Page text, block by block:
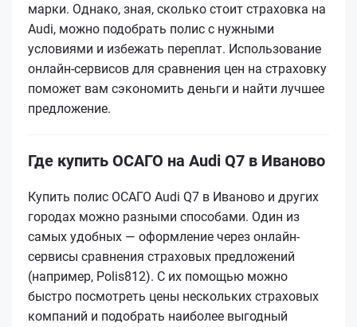
марки. Однако, зная, сколько стоит страховка на
Audi, можно подобрать полис с нужными
условиями и избежать переплат. Использование
онлайн-сервисов для сравнения цен на страховку
поможет вам сэкономить деньги и найти лучшее
предложение.
Где купить ОСАГО на Audi Q7 в Иваново
Купить полис ОСАГО Audi Q7 в Иваново и других
городах можно разными способами. Один из
самых удобных — оформление через онлайн-
сервисы сравнения страховых предложений
(например, Polis812). С их помощью можно
быстро посмотреть цены нескольких страховых
компаний и подобрать наиболее выгодный